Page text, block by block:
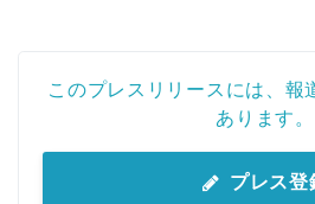
このプレスリリースには、報
あります。
プレス登